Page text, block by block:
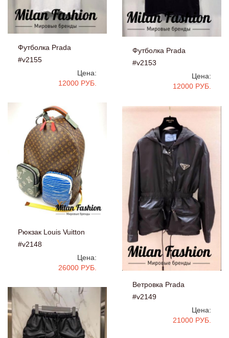
Футболка Prada
#v2155
Цена:
12000 РУБ.
Футболка Prada
#v2153
Цена:
12000 РУБ.
Рюкзак Louis Vuitton
#v2148
Цена:
26000 РУБ.
Ветровка Prada
#v2149
Цена:
21000 РУБ.